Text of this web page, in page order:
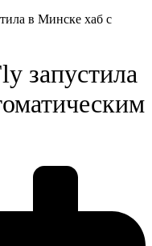
в Минске хаб с
запустила